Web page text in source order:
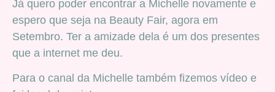
Já quero poder encontrar a Michelle novamente e
espero que seja na Beauty Fair, agora em
Setembro. Ter a amizade dela é um dos presentes
que a internet me deu.
Para o canal da Michelle também fizemos vídeo e